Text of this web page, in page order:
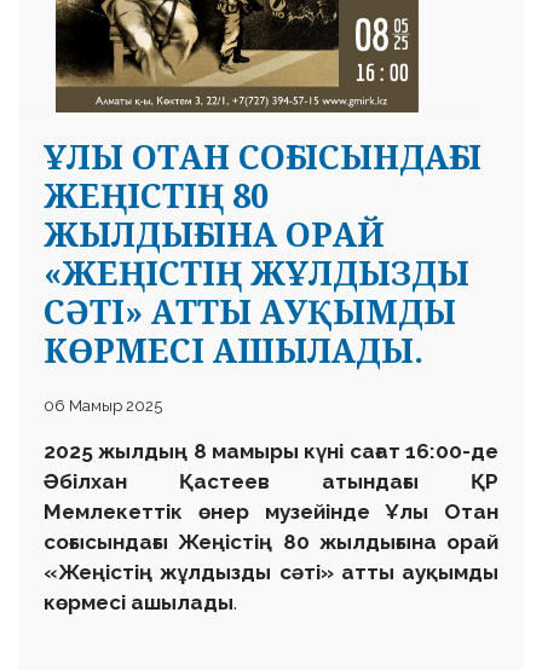
ҰЛЫ ОТАН СОҒЫСЫНДАҒЫ
ЖЕҢІСТІҢ 80
ЖЫЛДЫҒЫНА ОРАЙ
«ЖЕҢІСТІҢ ЖҰЛДЫЗДЫ
СӘТІ» АТТЫ АУҚЫМДЫ
КӨРМЕСІ АШЫЛАДЫ.
06 Мамыр 2025
2025 жылдың 8 мамыры күні сағат 16:00-де
Әбілхан Қастеев атындағы ҚР
Мемлекеттік өнермузейінде Ұлы Отан
соғысындағы Жеңістің 80 жылдығына орай
«Жеңістің жұлдызды сәті» атты ауқымды
көрмесі ашылады.